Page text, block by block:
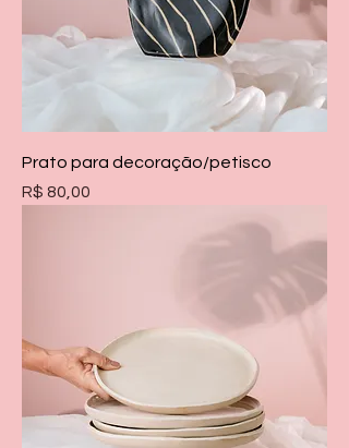
Prato para decoração/petisco
Preço
R$ 80,00